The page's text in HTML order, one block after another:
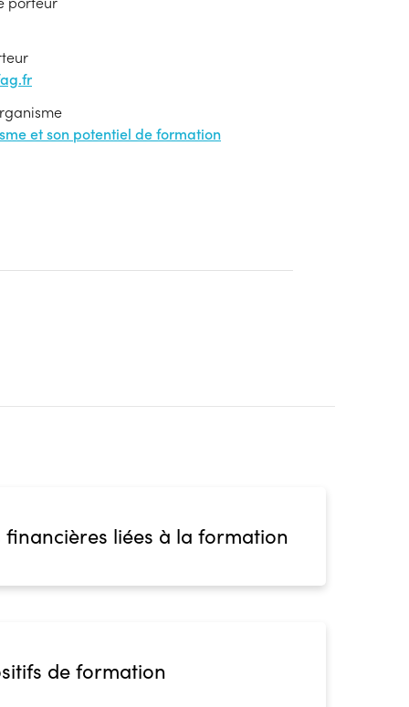
et son potentiel de formation
financières liées à la formation
de formation